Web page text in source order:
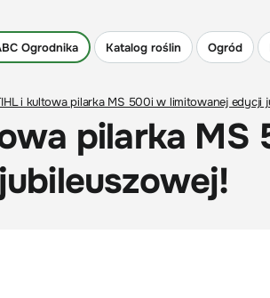
Ogrodnika Katalog roślin Ogród
i kultowa pilarka MS 500i w limitowanej edycji
pilarka MS